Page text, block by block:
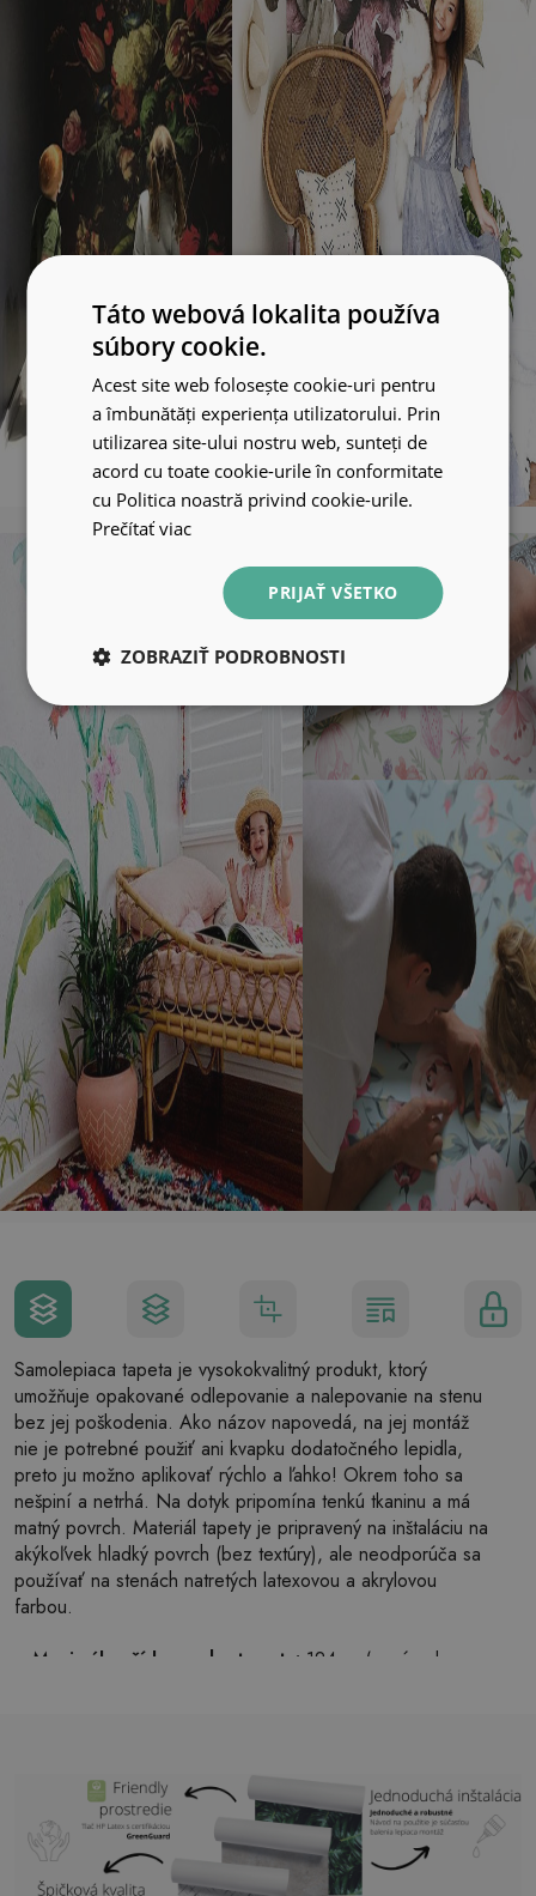
Samolepiaca tapeta je vysokokvalitný produkt, ktorý
umožňuje opakované odlepovanie a nalepovanie na stenu
bez jej poškodenia. Ako názov napovedá, na jej montáž
nie je potrebné použiť ani kvapku dodatočného lepidla,
preto ju možno aplikovať rýchlo a ľahko! Okrem toho sa
nešpiní a netrhá. Na dotyk pripomína tenkú tkaninu a má
matný povrch. Materiál tapety je pripravený na inštaláciu na
akýkoľvek hladký povrch (bez textúry), ale neodporúča sa
používať na stenách natretých latexovou a akrylovou
farbou.
Maximálna šírka pruhu tapety: 124cm (v prípade
Lepidlo: Nie je potrebné
Použitie:Obývačka, spálňa, kancelárske priestory,
predsieň a mnoho ďalších
Táto webová lokalita používa
súbory cookie.
Acest site web folosește cookie-uri pentru
a îmbunătăți experiența utilizatorului. Prin
utilizarea site-ului nostru web, sunteți de
acord cu toate cookie-urile în conformitate
cu Politica noastră privind cookie-urile.
Prečítať viac
PRIJAŤ VŠETKO
ZOBRAZIŤ PODROBNOSTI